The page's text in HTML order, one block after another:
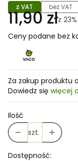
z VAT bez VAT
11,90 złz 23%
Ceny podane bez
Za zakup produktu
Dowiedz się więcej
Ilość
szt.
Dostępność: